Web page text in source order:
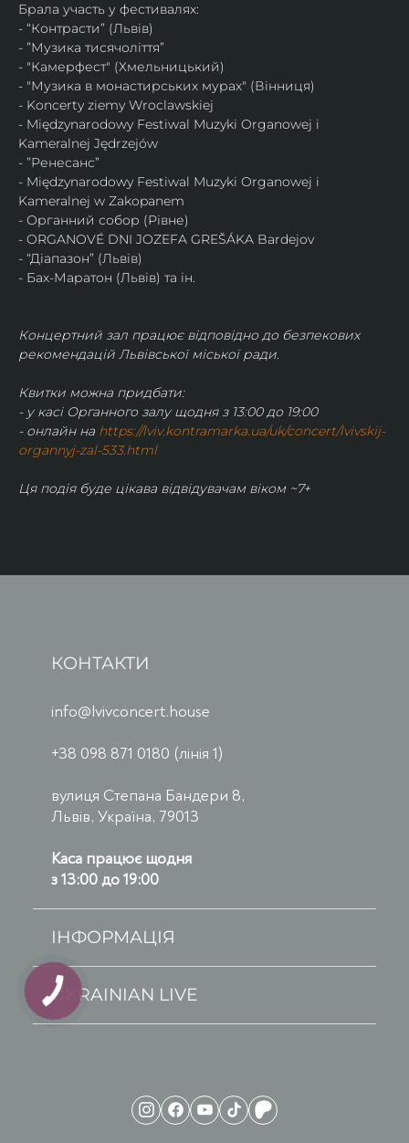
Брала участь у фестивалях:
- “Контрасти” (Львів)
- ”Музика тисячоліття”
- "Камерфест" (Хмельницький)
- "Музика в монастирських мурах" (Вінниця)
- Koncerty ziemy Wroclawskiej
- Międzynarodowy Festiwal Muzyki Organowej i
Kameralnej Jędrzejów
- ”Ренесанс”
- Międzynarodowy Festiwal Muzyki Organowej i
Kameralnej w Zakopanem
- Органний собор (Рівне)
- ORGANOVÉ DNI JOZEFA GREŠÁKA Bardejov
- “Діапазон” (Львів)
- Бах-Маратон (Львів) та ін.
Концертний зал працює відповідно до безпекових
рекомендацій Львівської міської ради.
Квитки можна придбати:
- у касі Органного залу щодня з 13:00 до 19:00
- онлайн на https://lviv.kontramarka.ua/uk/concert/lvivskij-
organnyj-zal-533.html
Ця подія буде цікава відвідувачам віком ~7+
КОНТАКТИ
info@lvivconcert.house
+38 098 871 0180 (лінія 1)
вулиця Степана Бандери 8,
Львів, Україна, 79013
Каса працює щодня
з 13:00 до 19:00
ІНФОРМАЦІЯ
UKRAINIAN LIVE
КНОПКА
ЗВ'ЯЗКУ